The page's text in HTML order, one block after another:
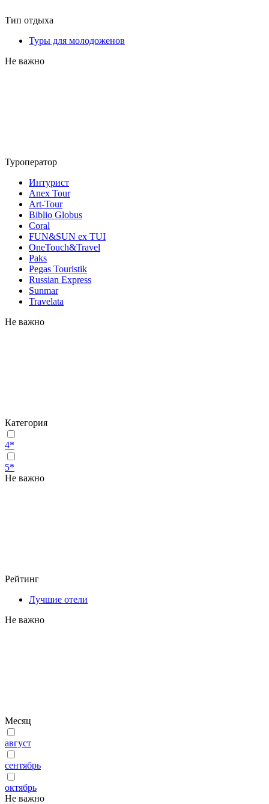
Тип отдыха
Туры для молодоженов
Не важно
Туроператор
Интурист
Anex Tour
Art-Tour
Biblio Globus
Coral
FUN&SUN ex TUI
OneTouch&Travel
Paks
Pegas Touristik
Russian Express
Sunmar
Travelata
Не важно
Категория
4*
5*
Не важно
Рейтинг
Лучшие отели
Не важно
Месяц
август
сентябрь
октябрь
Не важно